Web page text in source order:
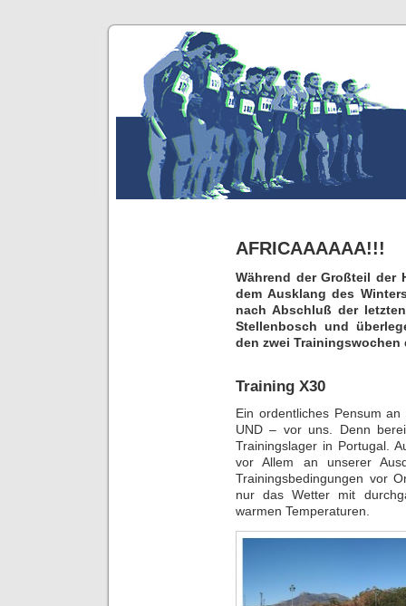
AFRICAAAAAA!!!
Während der Großteil der
dem Ausklang des
nach Abschluß der
Stellenbosch und
den zwei
Training X30
Ein ordentliches Pensum
UND – vor uns. Denn
Trainingslager in Portugal.
vor Allem an unserer
Trainingsbedingungen vor
nur das Wetter mit
warmen Temperaturen.